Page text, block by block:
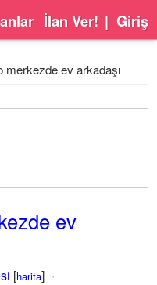
İlan Ver! | Giriş
merkezde ev arkadaşı
ev
[harita]